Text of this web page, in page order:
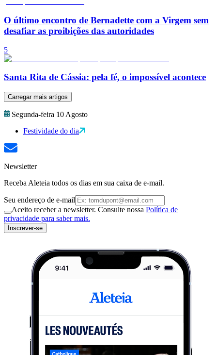
O último encontro de Bernadette com a Virgem sem
desafiar as proibições das autoridades
5
Santa Rita de Cássia: pela fé, o impossível acontece
Carregar mais artigos
Segunda-feira 10 Agosto
Festividade do dia
Newsletter
Receba Aleteia todos os dias em sua caixa de e-mail.
Seu endereço de e-mail
Aceito receber a newsletter. Consulte nossa Política de
privacidade para saber mais.
Inscrever-se